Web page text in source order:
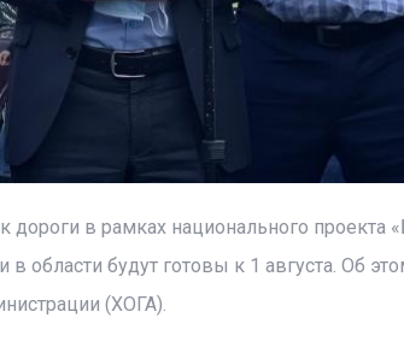
дороги в рамках национального проекта
области будут готовы к 1 августа. Об
(ХОГА).